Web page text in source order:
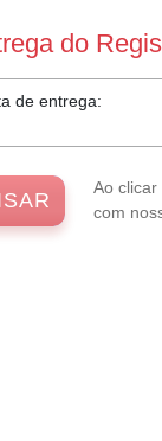
do
de entrega:
Ao clicar
com